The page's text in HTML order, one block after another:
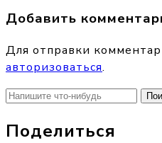
Добавить
Для отправки
авторизоваться.
Найти:
Поделиться